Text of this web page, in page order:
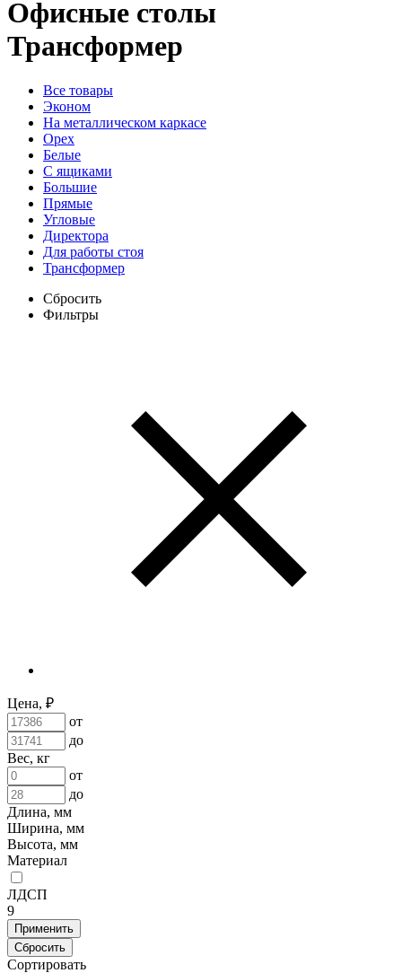
Офисные столы
Трансформер
Все товары
Эконом
На металлическом каркасе
Орех
Белые
С ящиками
Большие
Прямые
Угловые
Директора
Для работы стоя
Трансформер
Сбросить
Фильтры
Цена, ₽
от
до
Вес, кг
от
до
Длина, мм
Ширина, мм
Высота, мм
Материал
ЛДСП
9
Применить
Сбросить
Сортировать